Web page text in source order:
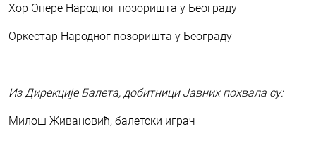
Хор Опере Народног позоришта у Београду
Оркестар Народног позоришта у Београду
Из Дирекције Балета, добитници Јавних похвала су:
Милош Живановић, балетски играч